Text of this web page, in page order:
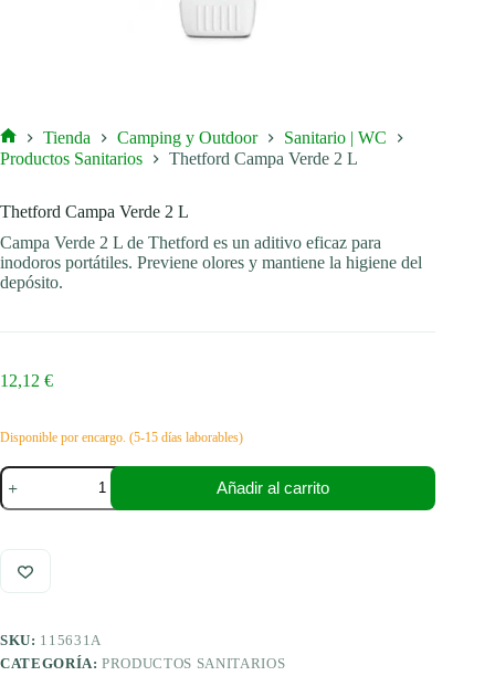
Inicio
Tienda Camping y Outdoor
Sanitario | WC
Productos Sanitarios
Thetford Campa Verde 2 L
Thetford Campa Verde 2 L
Campa Verde 2 L de Thetford es un aditivo eficaz para
inodoros portátiles. Previene olores y mantiene la higiene del
depósito.
12,12 €
Disponible por encargo. (5-15 días laborables)
Thetford
Campa
Verde
L
cantidad
Añadir al carrito
SKU: 115631A
CATEGORÍA:PRODUCTOS SANITARIOS